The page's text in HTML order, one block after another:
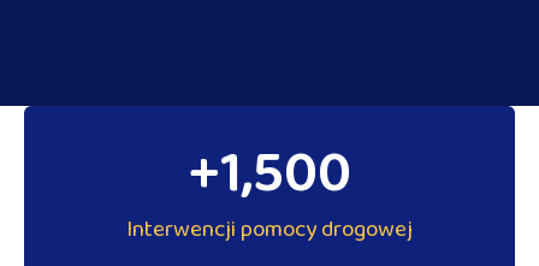
+1,500
Interwencji pomocy drogowej